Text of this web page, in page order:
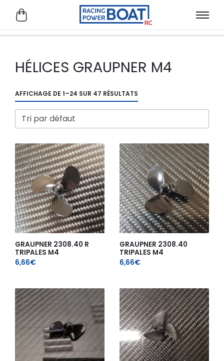
HÉLICES GRAUPNER M4
AFFICHAGE DE 1–24 SUR 47 RÉSULTATS
GRAUPNER 2308.40 R
TRIPALES M4
6,66€
GRAUPNER 2308.40
TRIPALES M4
6,66€